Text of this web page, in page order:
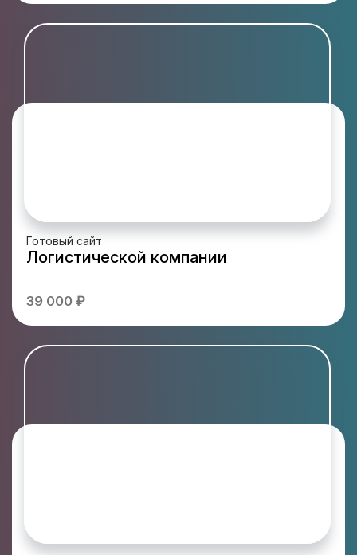
Готовый сайт
Логистической компании
39 000 ₽